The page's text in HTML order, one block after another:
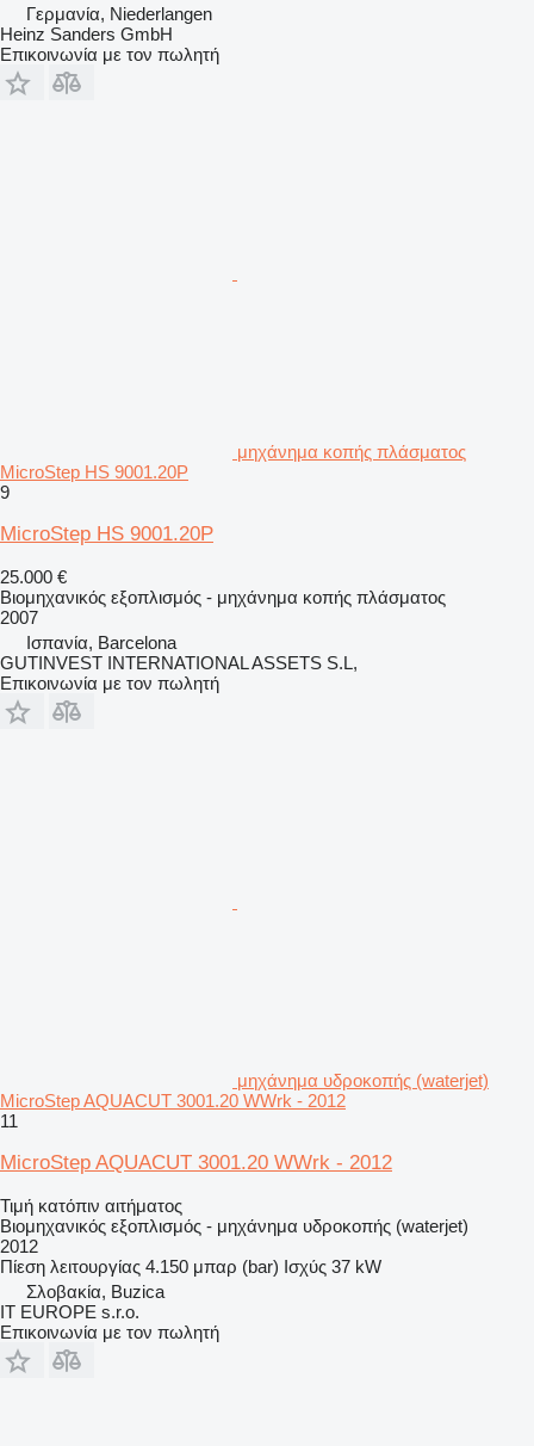
Γερμανία, Niederlangen
Heinz Sanders GmbH
Επικοινωνία με τον πωλητή
μηχάνημα κοπής πλάσματος
MicroStep HS 9001.20P
9
MicroStep HS 9001.20P
25.000 €
Βιομηχανικός εξοπλισμός - μηχάνημα κοπής πλάσματος
2007
Ισπανία, Barcelona
GUTINVEST INTERNATIONAL ASSETS S.L,
Επικοινωνία με τον πωλητή
μηχάνημα υδροκοπής (waterjet)
MicroStep AQUACUT 3001.20 WWrk - 2012
11
MicroStep AQUACUT 3001.20 WWrk - 2012
Τιμή κατόπιν αιτήματος
Βιομηχανικός εξοπλισμός - μηχάνημα υδροκοπής (waterjet)
2012
Πίεση λειτουργίας 4.150 μπαρ (bar) Ισχύς 37 kW
Σλοβακία, Buzica
IT EUROPE s.r.o.
Επικοινωνία με τον πωλητή